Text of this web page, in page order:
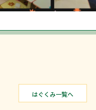
はぐくみ一覧へ